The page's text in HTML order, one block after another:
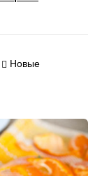
Новые